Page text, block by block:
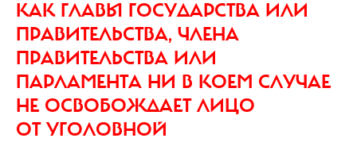
КАК ГЛАВЫ ГОСУДАРСТВА ИЛИ
ПРАВИТЕЛЬСТВА, ЧЛЕНА
ПРАВИТЕЛЬСТВА ИЛИ
ПАРЛАМЕНТА НИ В КОЕМ СЛУЧАЕ
НЕ ОСВОБОЖДАЕТ ЛИЦО
ОТ УГОЛОВНОЙ